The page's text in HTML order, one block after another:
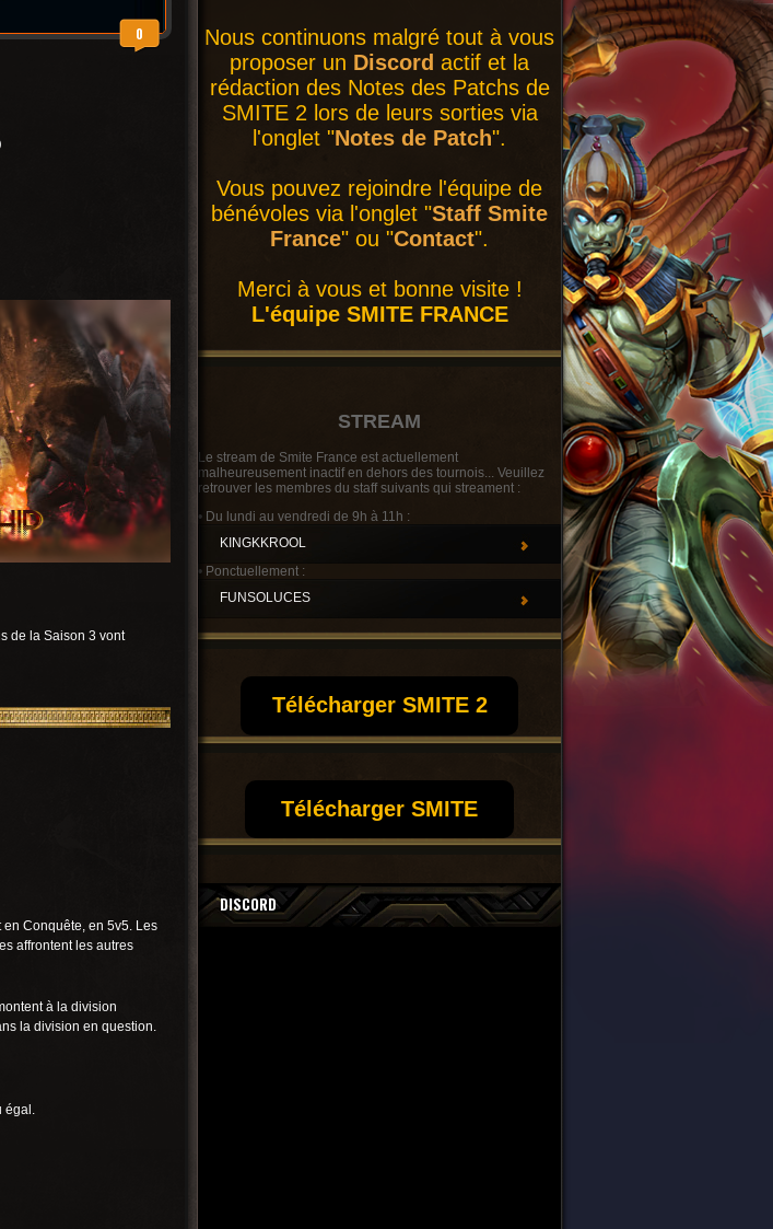
0
de la Saison 3 vont
Conquête, en 5v5. Les
affrontent les autres
à la division
la division en question.
égal.
Nous continuons malgré tout à vous
proposer un Discord actif et la
rédaction des Notes des Patchs de
SMITE 2 lors de leurs sorties via
l'onglet "Notes de Patch".
Vous pouvez rejoindre l'équipe de
bénévoles via l'onglet "Staff Smite
France" ou "Contact".
Merci à vous et bonne visite !
L'équipe SMITE FRANCE
STREAM
Le stream de Smite France est actuellement
malheureusement inactif en dehors des tournois... Veuillez
retrouver les membres du staff suivants qui streament :
• Du lundi au vendredi de 9h à 11h :
KINGKKROOL
• Ponctuellement :
FUNSOLUCES
Télécharger SMITE 2
Télécharger SMITE
DISCORD